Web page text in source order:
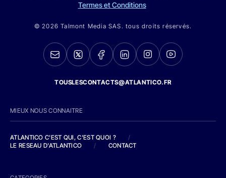
Termes et Conditions
© 2026 Talmont Media SAS. tous droits réservés.
TOUSLESCONTACTS@ATLANTICO.FR
MIEUX NOUS CONNAITRE
ATLANTICO C'EST QUI, C'EST QUOI ?
/
LE RESEAU D'ATLANTICO
/ CONTACT